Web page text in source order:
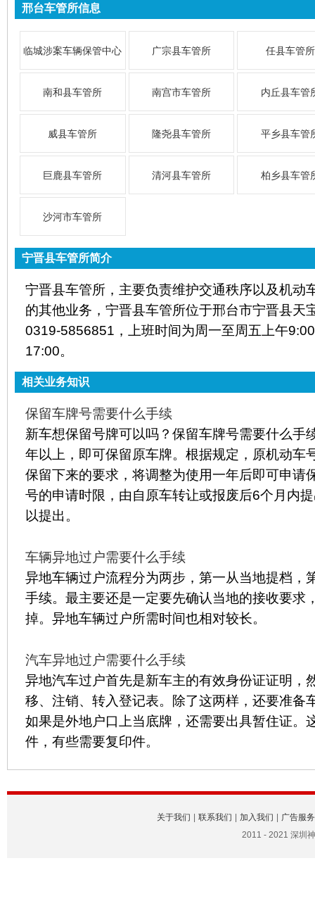
邢台车管所信息
临城涉案车辆保管中心 广宗县车管所 任县车管所
南和县车管所 南宫市车管所 内丘县车管
威县车管所 隆尧县车管所 平乡县车管
巨鹿县车管所 清河县车管所 柏乡县车管
沙河市车管所
宁晋县车管所简介
宁晋县车管所，主要负责维护交通秩序以及机动
的其他业务，宁晋县车管所位于邢台市宁晋县天
0319-5856851，上班时间为周一至周五上午
17:00。
相关业务知识
保留车牌号需要什么手续
新车想保留号牌可以吗？保留车牌号需要什么手
年以上，即可保留原车牌。根据规定，原机动车
保留下来的要求，将调整为使用一年后即可申请
号的申请时限，由自原车转让或报废后6个月内
以提出。
车辆异地过户需要什么手续
异地车辆过户流程分为两步，第一从当地提档，
手续。最主要还是一定要先确认当地的接收要求
掉。异地车辆过户所需时间也相对较长。
汽车异地过户需要什么手续
异地汽车过户首先是新车主的有效身份证证明，
移、注销、转入登记表。除了这两样，还要准备
如果是外地户口上当底牌，还需要出具暂住证。
件，有些需要复印件。
关于我们 联系我们 加入我们
广告服务
2011 - 2021 深圳